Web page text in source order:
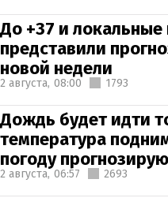
До +37 и локальные
представили
новой недели
2 августа, 08:00 1793
Дождь будет идти
температура
погоду
2 августа, 06:57 2693